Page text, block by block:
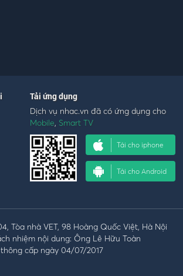
Tải ứng dụng
Dịch vụ nhac.vn đã có ứng dụng cho
Mobile, Smart TV
Tải cho iphone
Tải cho Android
Tòa nhà VET, 98 Hoàng Quốc Việt, Hà Nội
nhiệm nội dung: Ông Lê Hữu Toàn
thông cấp ngày 04/07/2017